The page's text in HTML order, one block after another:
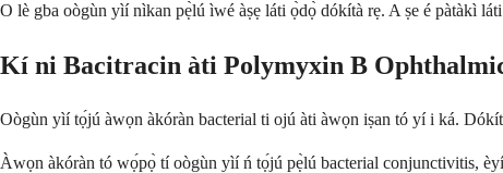
O lè gba oògùn yìí nìkan pẹ̀lú ìwé àṣẹ láti ọ̀dọ̀ dókítà rẹ. A ṣe é pàtàkì
Kí ni Bacitracin àti Polymyxin B
Oògùn yìí tọ́jú àwọn àkóràn bacterial ti ojú àti àwọn iṣan tó yí i ká.
Àwọn àkóràn tó wọ́pọ̀ tí oògùn yìí ń tọ́jú pẹ̀lú bacterial conjunctivitis,